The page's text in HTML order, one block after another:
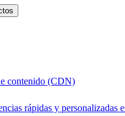
contenido (CDN)
rápidas y personalizadas